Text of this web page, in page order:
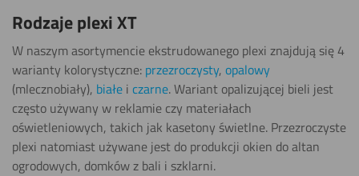
Rodzaje plexi XT
W naszym asortymencie ekstrudowanego plexi znajdują się 4
warianty kolorystyczne: przezroczysty, opalowy
(mlecznobiały), białe i czarne. Wariant opalizującej bieli jest
często używany w reklamie czy materiałach
oświetleniowych, takich jak kasetony świetlne. Przezroczyste
plexi natomiast używane jest do produkcji okien do altan
ogrodowych, domków z bali i szklarni.